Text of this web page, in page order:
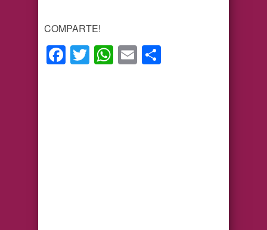
COMPARTE!
Facebook
TwitterWhatsApp
Email